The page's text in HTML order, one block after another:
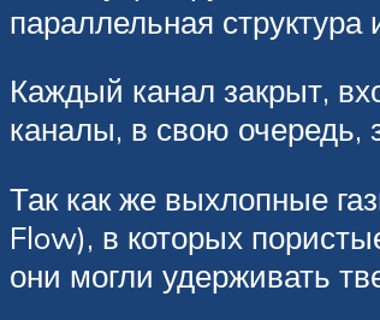
параллельная структура
Каждый канал закрыт,
каналы, в свою очередь,
Так как же выхлопные
Flow), в которых
они могли удерживать